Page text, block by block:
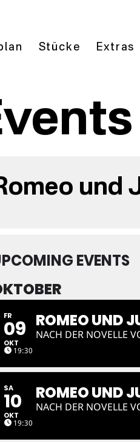
Stücke Extras
und
EVENTS
FR
09
OKT
19:30
ROMEO UND
NACH DER NOVELLE
SA
10
OKT
19:30
ROMEO UND
NACH DER NOVELLE